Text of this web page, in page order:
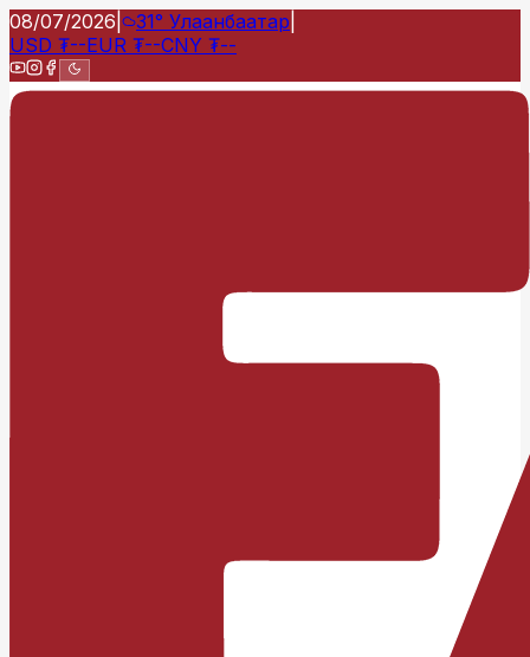
08/07/2026 31° Улаанбаатар
USD ₮--EUR ₮--CNY ₮--